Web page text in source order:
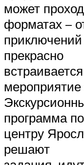
может
форматах –
приключений
прекрасно
программа
центру
решают